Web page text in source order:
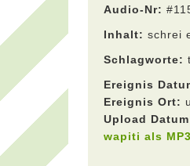
Audio-Nr:
Inhalt: schrei
Schlagworte:
Ereignis
Ereignis Ort:
Upload
wapiti als